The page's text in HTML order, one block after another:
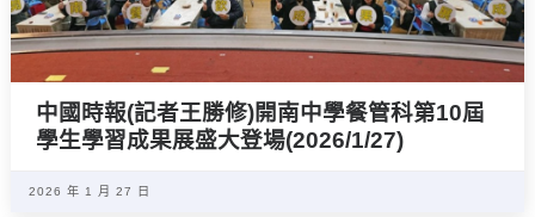
中國時報(記者王勝修)開南中學餐管科第10屆
學生學習成果展盛大登場(2026/1/27)
2026 年 1 月 27 日